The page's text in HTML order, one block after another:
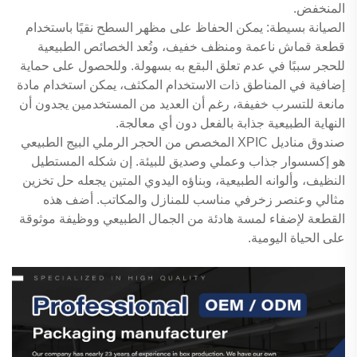
المنخفض.
الصيانة بسيطة: يمكن الحفاظ على مظهر السطح نقيًا باستخدام
قطعة قماش ناعمة ومنظف خفيف، وتُعد الخصائص الطبيعية
للحجر سببًا في عدم تعلق البقع به بسهولة. وللحصول على حماية
إضافية في المناطق ذات الاستخدام المكثف، يمكن استخدام مادة
مانعة للتسرب خفيفة، رغم أن العديد من المستخدمين يجدون أن
النهاية الطبيعية جذابة بالفعل دون أي معالجة.
صندوق مناديل XPIC المخصص من الحجر الرملي البيج الطبيعي
هو إكسسوار جذاب وعملي وصديق للبيئة. إن شكله المستطيل
النظيف، وألوانه الطبيعية، وبناؤه اليدوي المتين يجعله حل تخزين
مثالي وعنصر زخرفي مناسب للمنازل والمكاتب. أضف هذه
القطعة لإضفاء لمسة هادئة من الجمال الطبيعي ووظيفة موثوقة
على الحياة اليومية.